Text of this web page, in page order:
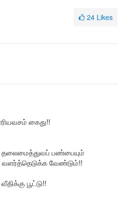
24 Likes
கைது!!
பண்பையும்
வேண்டும்!!
பூட்டு!!